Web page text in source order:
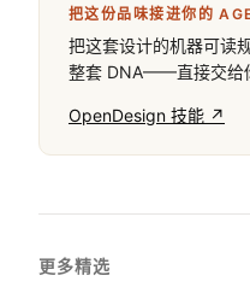
把这份品味接进你的
把这套设计的机器可读
整套 DNA——直接交给
OpenDesign 技能 ↗
更多精选